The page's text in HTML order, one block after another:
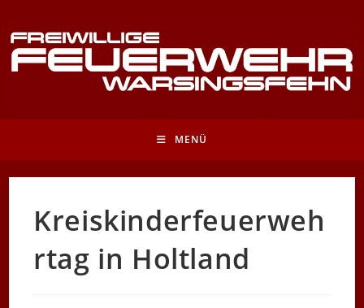
Inhalt
springen
MENÜ
Kreiskinderfeuerweh
rtag in Holtland